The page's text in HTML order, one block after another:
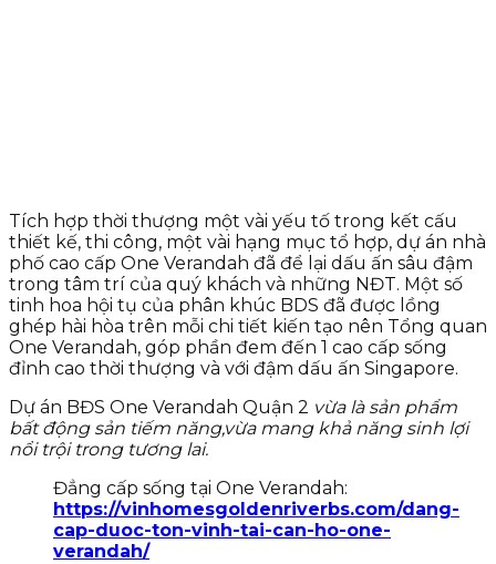
Tích hợp thời thượng một vài yếu tố trong kết cấu
thiết kế, thi công, một vài hạng mục tổ hợp, dự án nhà
phố cao cấp One Verandah đã để lại dấu ấn sâu đậm
trong tâm trí của quý khách và những NĐT. Một số
tinh hoa hội tụ của phân khúc BDS đã được lồng
ghép hài hòa trên mỗi chi tiết kiến tạo nên Tổng quan
One Verandah, góp phần đem đến 1 cao cấp sống
đỉnh cao thời thượng và với đậm dấu ấn Singapore.
Dự án BĐS One Verandah Quận 2 vừa là sản phẩm
bất động sản tiếm năng,vừa mang khả năng sinh lợi
nổi trội trong tương lai.
Đẳng cấp sống tại One Verandah:
https://vinhomesgoldenriverbs.com/dang-
cap-duoc-ton-vinh-tai-can-ho-one-
verandah/